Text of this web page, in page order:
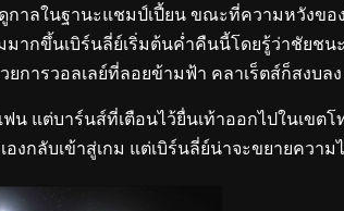
กาลในฐานะแชมป์เปี้ยน ขณะที่ความหวังข
ากขึ้นเบิร์นลี่ย์เริ่มต้นค่ำคืนนี้โดยรู้ว่าชัยช
ารวอลเลย์ที่ลอยข้ามฟ้า คลาเร็ตส์ก็สงบล
แต่บาร์นส์ที่เตือนไว้ยื่นเท้าออกไปในเขต
กลับเข้าสู่เกม แต่เบิร์นลี่ย์น่าจะขยายความ